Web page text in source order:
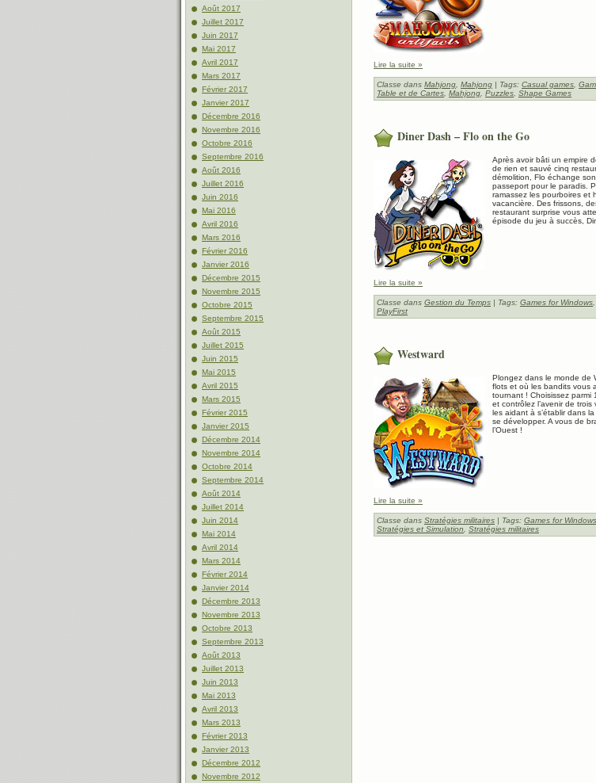
Août 2017
Juillet 2017
Juin 2017
Mai 2017
Avril 2017
Mars 2017
Février 2017
Janvier 2017
Décembre 2016
Novembre 2016
Octobre 2016
Septembre 2016
Août 2016
Juillet 2016
Juin 2016
Mai 2016
Avril 2016
Mars 2016
Février 2016
Janvier 2016
Décembre 2015
Novembre 2015
Octobre 2015
Septembre 2015
Août 2015
Juillet 2015
Juin 2015
Mai 2015
Avril 2015
Mars 2015
Février 2015
Janvier 2015
Décembre 2014
Novembre 2014
Octobre 2014
Septembre 2014
Août 2014
Juillet 2014
Juin 2014
Mai 2014
Avril 2014
Mars 2014
Février 2014
Janvier 2014
Décembre 2013
Novembre 2013
Octobre 2013
Septembre 2013
Août 2013
Juillet 2013
Juin 2013
Mai 2013
Avril 2013
Mars 2013
Février 2013
Janvier 2013
Décembre 2012
Novembre 2012
Lire la suite »
Classe dans Mahjong Mahjong | Tags: Casual games
Table et de Cartes Mahjong Puzzles Shape Games
Diner Dash – Flo on the Go
Après avoir bâti un empire
de rien et sauvé cinq
démolition, Flo échange
passeport pour le paradis.
ramassez les pourboires et
vacancière. Des frissons,
restaurant surprise vous
épisode du jeu à succès,
Lire la suite »
Classe dans Gestion du Temps | Tags: Games for Windows
PlayFirst
Westward
Plongez dans le monde de
flots et où les bandits vous
tournant ! Choisissez parmi
et contrôlez l’avenir de
les aidant à s’établir dans
se développer. A vous de
l’Ouest !
Lire la suite »
Classe dans Stratégies militaires | Tags: Games for Windows
Stratégies et Simulation, Stratégies militaires